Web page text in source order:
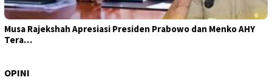
Musa Rajekshah Apresiasi Presiden Prabowo dan Menko AHY
Tera…
OPINI